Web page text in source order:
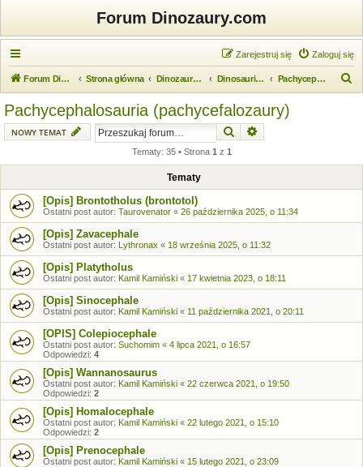
Forum Dinozaury.com
Zaloguj się
Zarejestruj się
Forum Dinozaury.com Strona główna Dinozaurologia Dinosauria (dinozaury) Pachycephalosauria (pachycefalozaury)
Pachycephalosauria (pachycefalozaury)
NOWY TEMAT Szukaj
Tematy: 35 • Strona 1 z 1
Tematy
[Opis] Brontotholus (brontotol)
Ostatni post autor: Taurovenator « 26 października 2025, o 11:34
[Opis] Zavacephale
Ostatni post autor: Lythronax « 18 września 2025, o 11:32
[Opis] Platytholus
Ostatni post autor: Kamil Kamiński « 17 kwietnia 2023, o 18:11
[Opis] Sinocephale
Ostatni post autor: Kamil Kamiński « 11 października 2021, o 20:11
[OPIS] Colepiocephale
Ostatni post autor: Suchomim « 4 lipca 2021, o 16:57
Odpowiedzi: 4
[Opis] Wannanosaurus
Ostatni post autor: Kamil Kamiński « 22 czerwca 2021, o 19:50
Odpowiedzi: 2
[Opis] Homalocephale
Ostatni post autor: Kamil Kamiński « 22 lutego 2021, o 15:10
Odpowiedzi: 2
[Opis] Prenocephale
Ostatni post autor: Kamil Kamiński « 15 lutego 2021, o 23:09